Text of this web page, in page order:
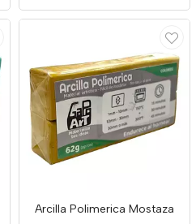
Arcilla Polimerica Mostaza